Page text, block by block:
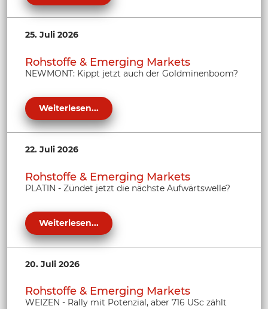
25. Juli 2026
Rohstoffe & Emerging Markets
NEWMONT: Kippt jetzt auch der Goldminenboom?
Weiterlesen...
22. Juli 2026
Rohstoffe & Emerging Markets
PLATIN - Zündet jetzt die nächste Aufwärtswelle?
Weiterlesen...
20. Juli 2026
Rohstoffe & Emerging Markets
WEIZEN - Rally mit Potenzial, aber 716 USc zählt